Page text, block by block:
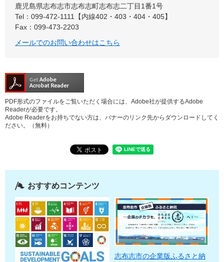
鹿児島県志布志市志布志町志布志二丁目1番1号
Tel：099-472-1111【内線402・403・404・405】
Fax：099-473-2203
メールでのお問い合わせはこちら
PDF形式のファイルをご覧いただく場合には、Adobe社が提供するAdobe
Readerが必要です。
Adobe Readerをお持ちでない方は、バナーのリンク先からダウンロードしてく
ださい。（無料）
おすすめコンテンツ
志布志市の企業版ふるさと納